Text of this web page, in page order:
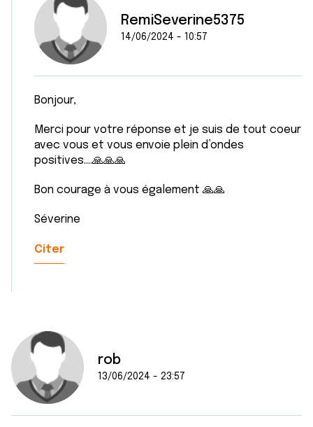
RemiSeverine5375
14/06/2024 - 10:57
Bonjour,
Merci pour votre réponse et je suis de tout coeur
avec vous et vous envoie plein d’ondes
positives….🙏🙏🙏
Bon courage à vous également 🙏🙏
Séverine
Citer
rob
13/06/2024 - 23:57